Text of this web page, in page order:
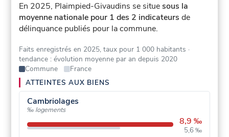
En 2025, Plaimpied-Givaudins se situesous la
moyenne nationale pour 1 des 2 indicateurs de
délinquance publiés pour la commune.
Faits enregistrés en 2025, taux pour 1 000 habitants ·
tendance : évolution moyenne par an depuis 2020
Commune
France
ATTEINTES AUX BIENS
Cambriolages
‰ logements
8,9 ‰
5,6 ‰